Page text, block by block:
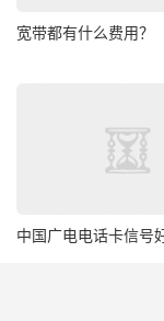
宽带都有什么费用？
中国广电电话卡信号